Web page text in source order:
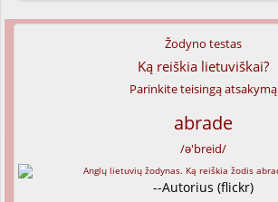
Žodyno testas
Ką reiškia lietuviškai?
Parinkite teisingą atsakymą
abrade
/ə'breid/
--Autorius (flickr)